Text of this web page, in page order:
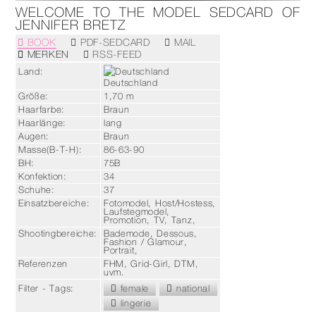
WELCOME TO THE MODEL SEDCARD OF
JENNIFER BRETZ
BOOK PDF-SEDCARD
MAIL
MERKEN
RSS-FEED
Land:
Deutschland
Größe:
1,70 m
Haarfarbe:
Braun
Haarlänge:
lang
Augen:
Braun
Masse(B-T-H):
86-63-90
BH:
75B
Konfektion:
34
Schuhe:
37
Einsatzbereiche:
Fotomodel, Host/Hostess,
Laufstegmodel,
Promotion, TV, Tanz,
Shootingbereiche:
Bademode, Dessous,
Fashion / Glamour,
Portrait,
Referenzen
FHM, Grid-Girl, DTM,
uvm.
Filter - Tags:
female
national
lingerie